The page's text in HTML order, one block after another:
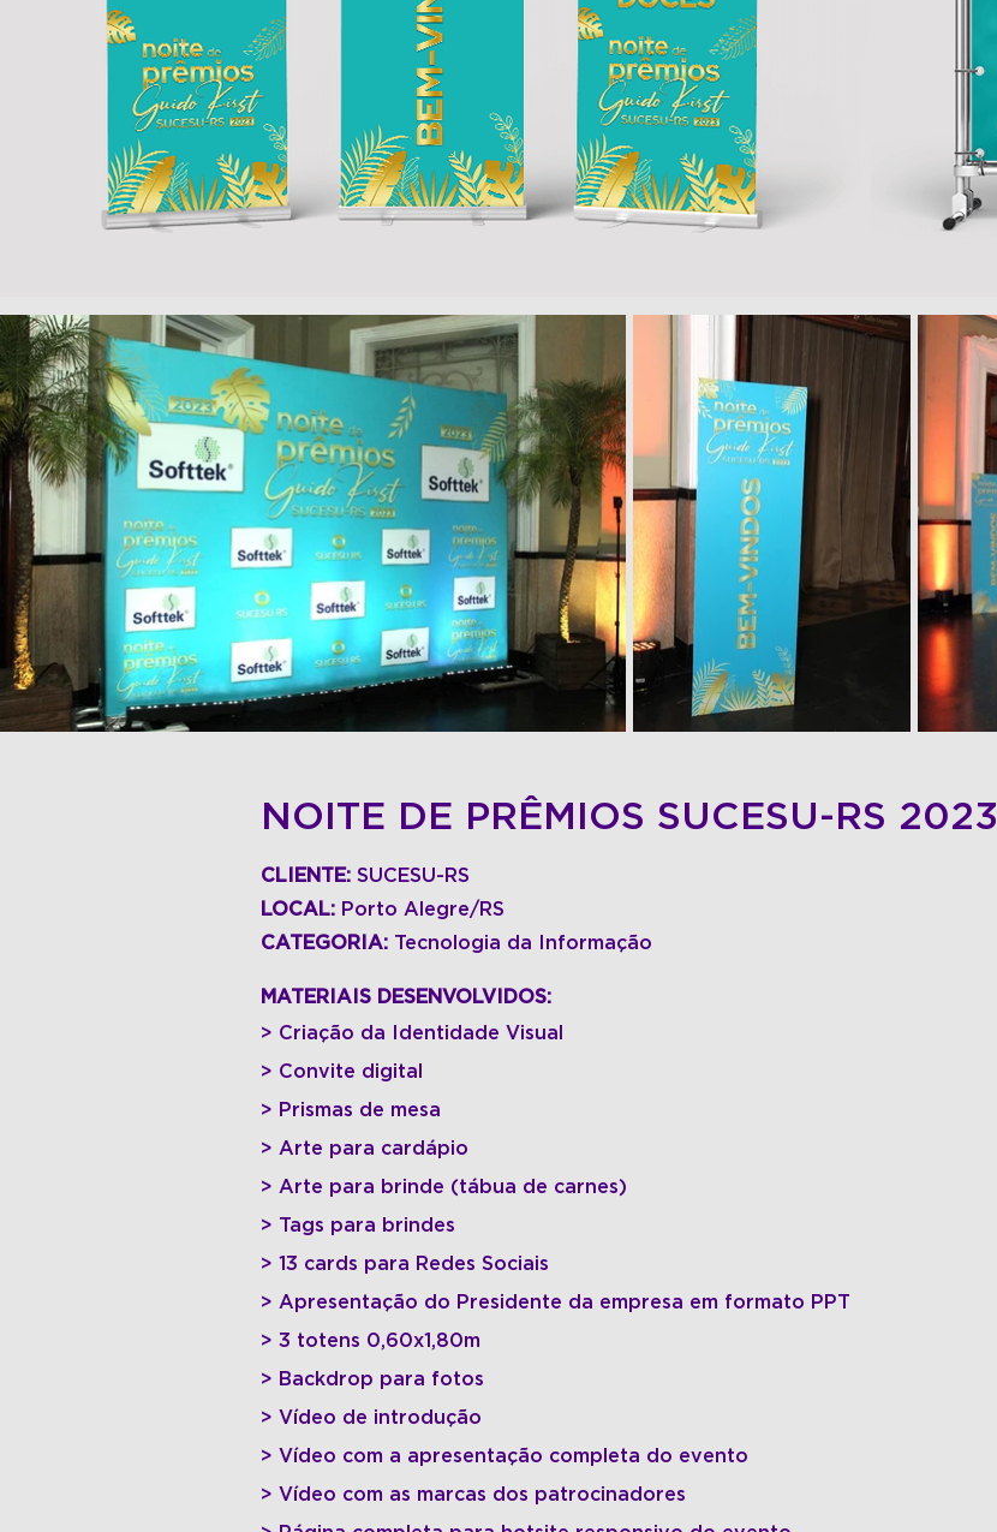
NOITE DE PRÊMIOS SUCESU-RS 2023
CLIENTE: SUCESU-RS
LOCAL: Porto Alegre/RS
CATEGORIA: Tecnologia da Informação
MATERIAIS DESENVOLVIDOS:
> Criação da Identidade Visual
> Convite digital
> Prismas de mesa
> Arte para cardápio
> Arte para brinde (tábua de carnes)
> Tags para brindes
> 13 cards para Redes Sociais
> Apresentação do Presidente da empresa em formato PPT
> 3 totens 0,60x1,80m
> Backdrop para fotos
> Vídeo de introdução
> Vídeo com a apresentação completa do evento
> Vídeo com as marcas dos patrocinadores